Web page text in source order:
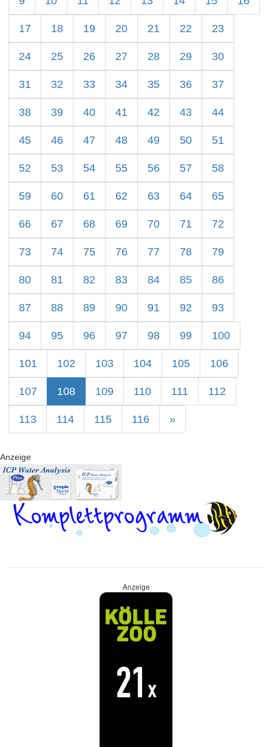
17 18 19 20 21 22 23
24 25 26 27 28 29 30
31 32 33 34 35 36 37
38 39 40 41 42 43 44
45 46 47 48 49 50 51
52 53 54 55 56 57 58
59 60 61 62 63 64 65
66 67 68 69 70 71 72
73 74 75 76 77 78 79
80 81 82 83 84 85 86
87 88 89 90 91 92 93
94 95 96 97 98 99 100
101 102 103 104 105 106
107 108 109 110 111 112
113 114 115 116 »
Anzeige
Anzeige